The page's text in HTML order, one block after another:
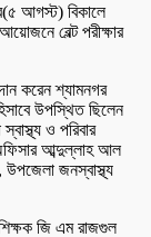
আগস্ট) বিকালে
বেল্ট পরীক্ষার
করেন শ্যামনগর
উপস্থিত ছিলেন
ও পরিবার
অফিসার আব্দুল্লাহ আল
জনস্বাস্থ্য
জি এম রাজগুল